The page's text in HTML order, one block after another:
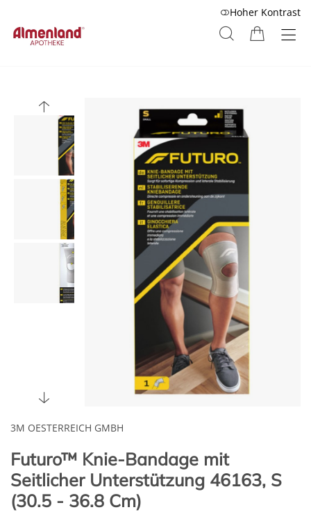
Hoher Kontrast
3M OESTERREICH GMBH
Futuro™ Knie-Bandage mit
Seitlicher Unterstützung 46163, S
(30.5 - 36.8 Cm)